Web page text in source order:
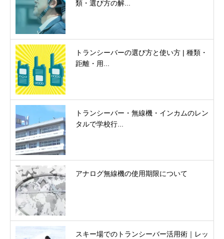
類・選び方の解...
トランシーバーの選び方と使い方 | 種類・
距離・用...
トランシーバー・無線機・インカムのレン
タルで学校行...
アナログ無線機の使用期限について
スキー場でのトランシーバー活用術｜レッ